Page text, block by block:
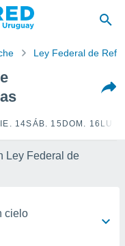
Ley Federal de
14SÁB. 15 DOM. 16
Ley Federal de
cielo